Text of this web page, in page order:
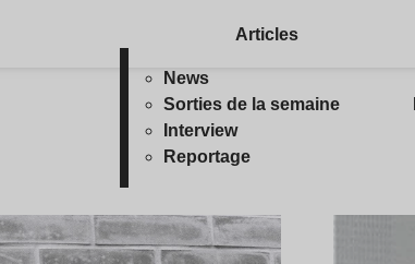
Articles
News
Sorties de la semaine
Interview
Reportage